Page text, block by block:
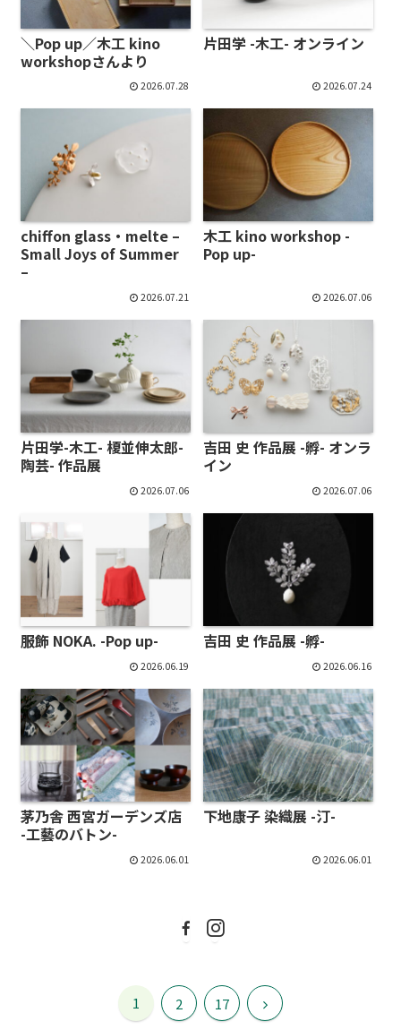
＼Pop up／木工 kino
workshopさんより
2026.07.28
片田学 -木工- オンライン
2026.07.24
chiffon glass・melte –
Small Joys of Summer
–
2026.07.21
木工 kino workshop -
Pop up-
2026.07.06
片田学-木工- 榎並伸太郎-
陶芸- 作品展
2026.07.06
吉田 史 作品展 -孵- オンラ
イン
2026.07.06
服飾 NOKA. -Pop up-
2026.06.19
吉田 史 作品展 -孵-
2026.06.16
茅乃舎 西宮ガーデンズ店
-工藝のバトン-
2026.06.01
下地康子 染織展 -汀-
2026.06.01
1 2 17
次